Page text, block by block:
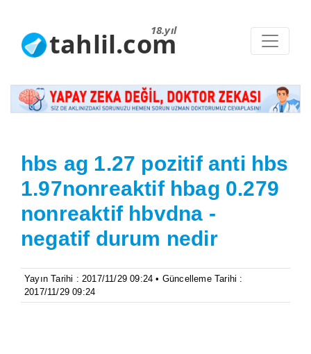
18.yıl
tahlil.com
hbs ag 1.27 pozitif anti hbs
1.97nonreaktif hbag 0.279
nonreaktif hbvdna -
negatif durum nedir
Yayın Tarihi : 2017/11/29 09:24 • Güncelleme Tarihi :
2017/11/29 09:24